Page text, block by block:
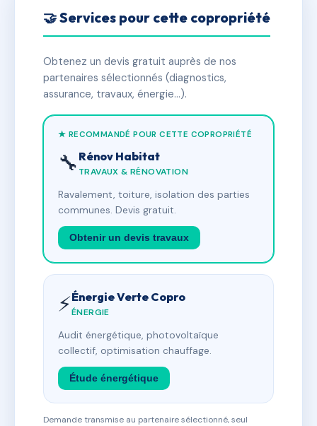
🤝 Services pour cette copropriété
Obtenez un devis gratuit auprès de nos
partenaires sélectionnés (diagnostics,
assurance, travaux, énergie…).
★ RECOMMANDÉ POUR CETTE COPROPRIÉTÉ
🔧 Rénov Habitat
TRAVAUX & RÉNOVATION
Ravalement, toiture, isolation des parties
communes. Devis gratuit.
Obtenir un devis travaux
⚡Énergie Verte Copro
ÉNERGIE
Audit énergétique, photovoltaïque
collectif, optimisation chauffage.
Étude énergétique
Demande transmise au partenaire sélectionné, seul